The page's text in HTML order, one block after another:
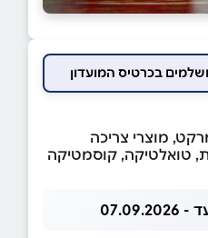
מוצרי צריכה
טואלטיקה, קוסמטיקה